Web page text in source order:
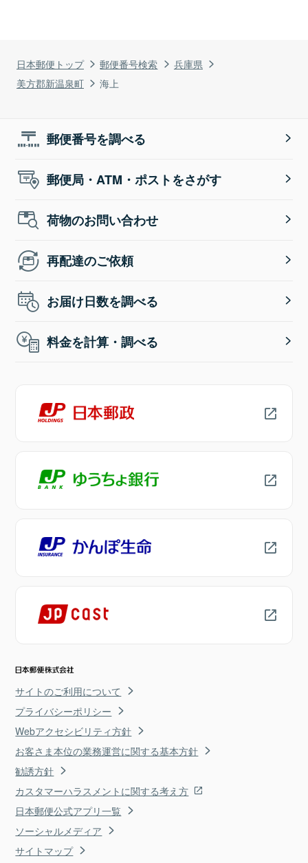
日本郵便トップ 郵便番号検索
兵庫県
美方郡新温泉町
海上
郵便番号を調べる
郵便局・ATM・ポストをさがす
荷物のお問い合わせ
再配達のご依頼
お届け日数を調べる
料金を計算・調べる
サイトのご利用について
プライバシーポリシー
Webアクセシビリティ方針
お客さま本位の業務運営に関する基本方針
勧誘方針
カスタマーハラスメントに関する考え方
日本郵便公式アプリ一覧
ソーシャルメディア
サイトマップ